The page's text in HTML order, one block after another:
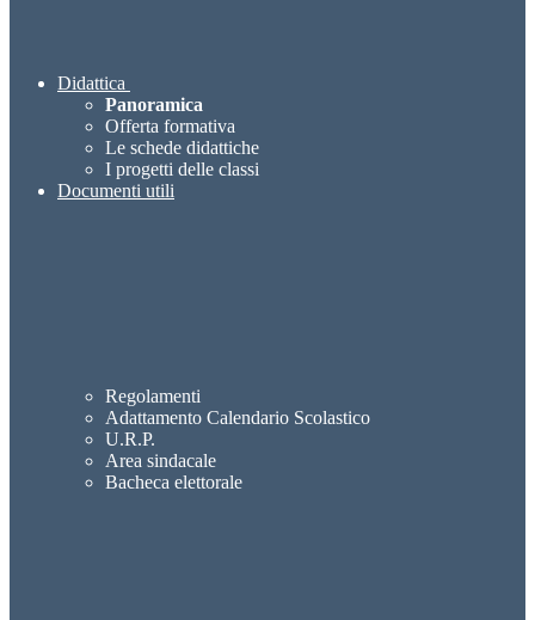
Didattica
Panoramica
Offerta formativa
Le schede didattiche
I progetti delle classi
Documenti utili
Regolamenti
Adattamento Calendario Scolastico
U.R.P.
Area sindacale
Bacheca elettorale